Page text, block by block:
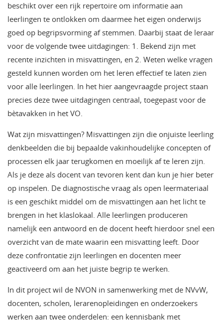
beschikt over een rijk repertoire om informatie aan
leerlingen te ontlokken om daarmee het eigen onderwijs
goed op begripsvorming af stemmen. Daarbij staat de leraar
voor de volgende twee uitdagingen: 1. Bekend zijn met
recente inzichten in misvattingen, en 2. Weten welke vragen
gesteld kunnen worden om het leren effectief te laten zien
voor alle leerlingen. In het hier aangevraagde project staan
precies deze twee uitdagingen centraal, toegepast voor de
bètavakken in het VO.
Wat zijn misvattingen? Misvattingen zijn die onjuiste leerling
denkbeelden die bij bepaalde vakinhoudelijke concepten of
processen elk jaar terugkomen en moeilijk af te leren zijn.
Als je deze als docent van tevoren kent dan kun je hier beter
op inspelen. De diagnostische vraag als open leermateriaal
is een geschikt middel om de misvattingen aan het licht te
brengen in het klaslokaal. Alle leerlingen produceren
namelijk een antwoord en de docent heeft hierdoor snel een
overzicht van de mate waarin een misvatting leeft. Door
deze confrontatie zijn leerlingen en docenten meer
geactiveerd om aan het juiste begrip te werken.
In dit project wil de NVON in samenwerking met de NVvW,
docenten, scholen, lerarenopleidingen en onderzoekers
werken aan twee onderdelen: een kennisbank met